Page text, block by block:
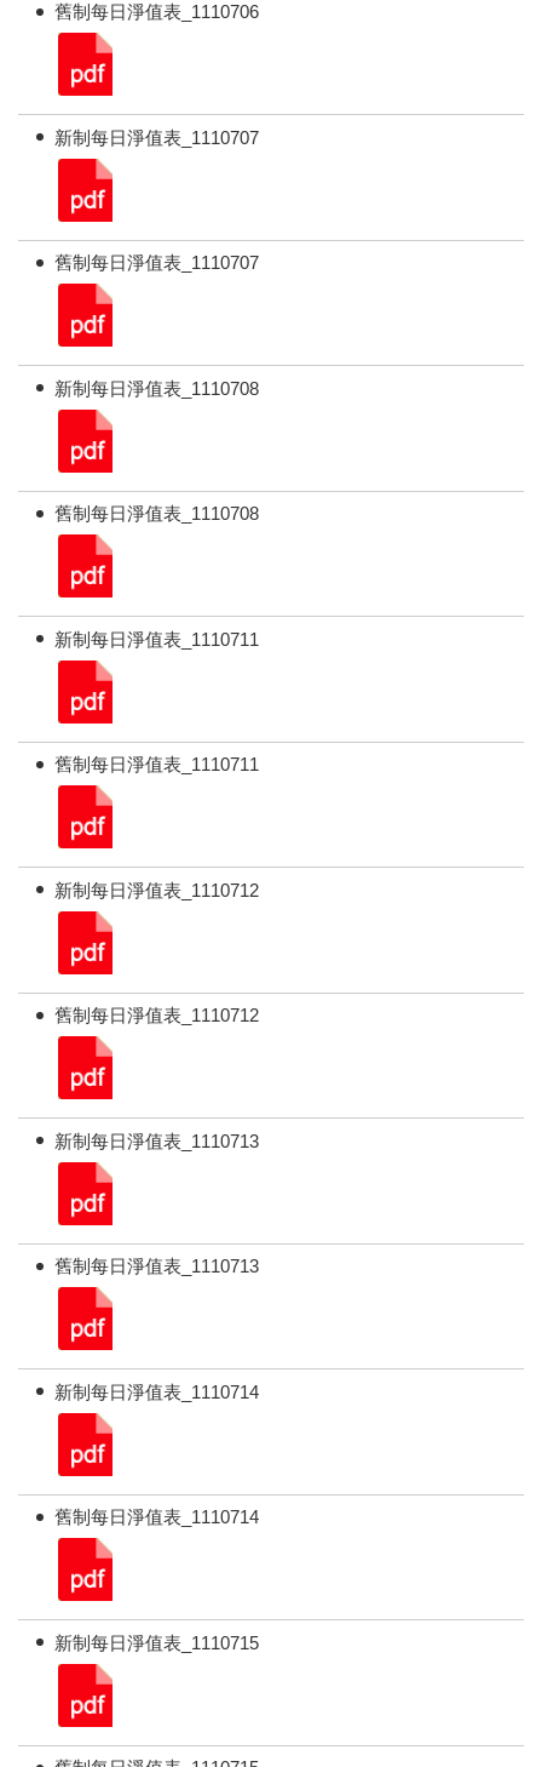
舊制每日淨值表_1110706
新制每日淨值表_1110707
舊制每日淨值表_1110707
新制每日淨值表_1110708
舊制每日淨值表_1110708
新制每日淨值表_1110711
舊制每日淨值表_1110711
新制每日淨值表_1110712
舊制每日淨值表_1110712
新制每日淨值表_1110713
舊制每日淨值表_1110713
新制每日淨值表_1110714
舊制每日淨值表_1110714
新制每日淨值表_1110715